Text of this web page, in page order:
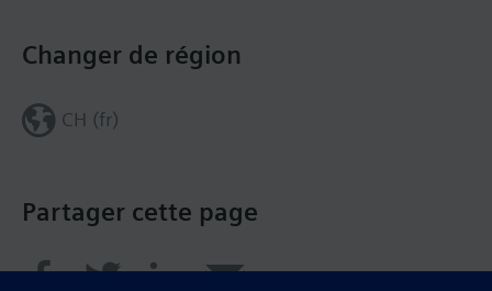
Partager cette page
Changer de région
CH (fr)